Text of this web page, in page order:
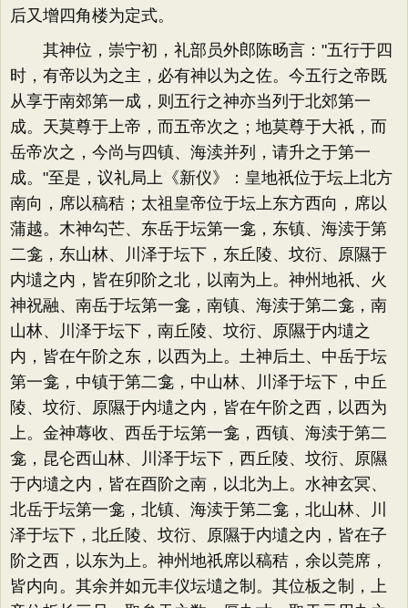
后又增四角楼为定式。
其神位，崇宁初，礼部员外郎陈旸言："五行于四
时，有帝以为之主，必有神以为之佐。今五行之帝既
从享于南郊第一成，则五行之神亦当列于北郊第一
成。天莫尊于上帝，而五帝次之；地莫尊于大祇，而
岳帝次之，今尚与四镇、海渎并列，请升之于第一
成。"至是，议礼局上《新仪》：皇地祇位于坛上北方
南向，席以稿秸；太祖皇帝位于坛上东方西向，席以
蒲越。木神勾芒、东岳于坛第一龛，东镇、海渎于第
二龛，东山林、川泽于坛下，东丘陵、坟衍、原隰于
内壝之内，皆在卯阶之北，以南为上。神州地祇、火
神祝融、南岳于坛第一龛，南镇、海渎于第二龛，南
山林、川泽于坛下，南丘陵、坟衍、原隰于内壝之
内，皆在午阶之东，以西为上。土神后土、中岳于坛
第一龛，中镇于第二龛，中山林、川泽于坛下，中丘
陵、坟衍、原隰于内壝之内，皆在午阶之西，以西为
上。金神蓐收、西岳于坛第一龛，西镇、海渎于第二
龛，昆仑西山林、川泽于坛下，西丘陵、坟衍、原隰
于内壝之内，皆在酉阶之南，以北为上。水神玄冥、
北岳于坛第一龛，北镇、海渎于第二龛，北山林、川
泽于坛下，北丘陵、坟衍、原隰于内壝之内，皆在子
阶之西，以东为上。神州地祇席以稿秸，余以莞席，
皆内向。其余并如元丰仪坛壝之制。其位板之制，上